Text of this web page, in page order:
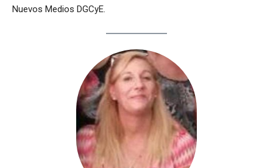
Nuevos Medios DGCyE.